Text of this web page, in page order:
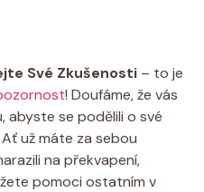
Své Zkušenosti – to je
! Doufáme, že vás
abyste se podělili o své
už máte za sebou
na překvapení,
pomoci ostatním v